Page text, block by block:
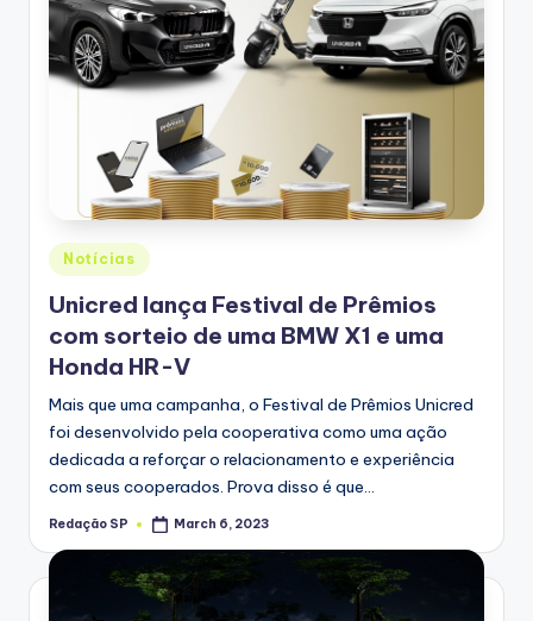
Posted
in
Notícias
Unicred lança Festival de Prêmios
com sorteio de uma BMW X1 e uma
Honda HR-V
Mais que uma campanha, o Festival de Prêmios Unicred
foi desenvolvido pela cooperativa como uma ação
dedicada a reforçar o relacionamento e experiência
com seus cooperados. Prova disso é que…
Posted
Redação SP March 6, 2023